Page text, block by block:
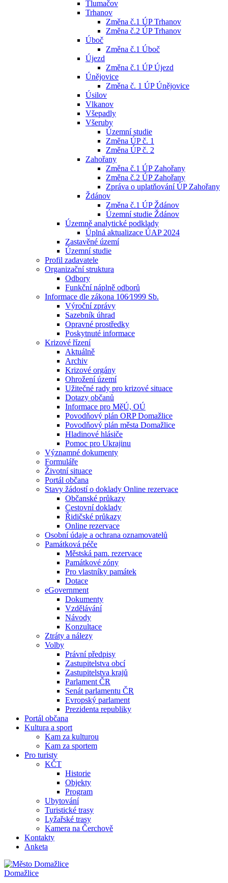
Tlumačov
Trhanov
Změna č.1 ÚP Trhanov
Změna č.2 ÚP Trhanov
Úboč
Změna č.1 Úboč
Újezd
Změna č.1 ÚP Újezd
Únějovice
Změna č. 1 ÚP Únějovice
Úsilov
Vlkanov
Všepadly
Všeruby
Územní studie
Změna ÚP č. 1
Změna ÚP č. 2
Zahořany
Změna č.1 ÚP Zahořany
Změna č.2 ÚP Zahořany
Zpráva o uplatňování ÚP Zahořany
Ždánov
Změna č.1 ÚP Ždánov
Územní studie Ždánov
Územně analytické podklady
Úplná aktualizace ÚAP 2024
Zastavěné území
Územní studie
Profil zadavatele
Organizační struktura
Odbory
Funkční náplně odborů
Informace dle zákona 106⁄1999 Sb.
Výroční zprávy
Sazebník úhrad
Opravné prostředky
Poskytnuté informace
Krizové řízení
Aktuálně
Archiv
Krizové orgány
Ohrožení území
Užitečné rady pro krizové situace
Dotazy občanů
Informace pro MěÚ, OÚ
Povodňový plán ORP Domažlice
Povodňový plán města Domažlice
Hladinové hlásiče
Pomoc pro Ukrajinu
Významné dokumenty
Formuláře
Životní situace
Portál občana
Stavy žádostí o doklady Online rezervace
Občanské průkazy
Cestovní doklady
Řidičské průkazy
Online rezervace
Osobní údaje a ochrana oznamovatelů
Památková péče
Městská pam. rezervace
Památkové zóny
Pro vlastníky památek
Dotace
eGovernment
Dokumenty
Vzdělávání
Návody
Konzultace
Ztráty a nálezy
Volby
Právní předpisy
Zastupitelstva obcí
Zastupitelstva krajů
Parlament ČR
Senát parlamentu ČR
Evropský parlament
Prezidenta republiky
Portál občana
Kultura a sport
Kam za kulturou
Kam za sportem
Pro turisty
KČT
Historie
Objekty
Program
Ubytování
Turistické trasy
Lyžařské trasy
Kamera na Čerchově
Kontakty
Anketa
Domažlice